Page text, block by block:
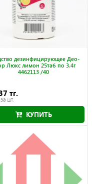
дезинфицирующее Део-
Люкс лимон 25таб по 3.4г
4462113 /40
тг.
шт.
КУПИТЬ